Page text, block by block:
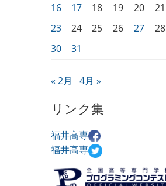
16
17 18 19 20 21
23
24 25 26 27 28
30
31
« 2月 4月 »
リンク集
福井高専
福井高専